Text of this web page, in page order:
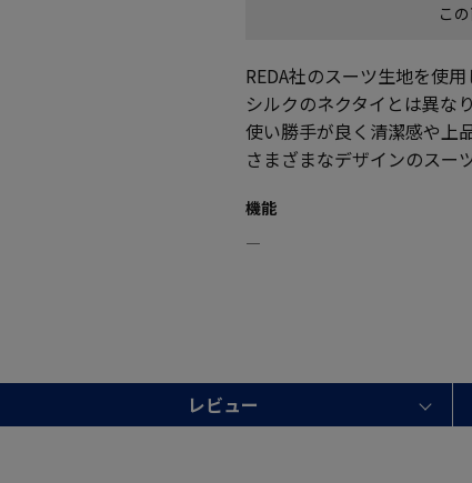
こ
REDA社のスーツ生地を使
シルクのネクタイとは異な
使い勝手が良く清潔感や上
さまざまなデザインのスー
機能
―
レビュー